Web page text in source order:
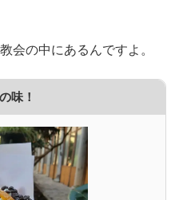
会の中にあるんですよ。
味！